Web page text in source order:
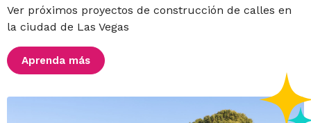
Ver próximos proyectos de construcción de calles en
la ciudad de Las Vegas
Aprenda más